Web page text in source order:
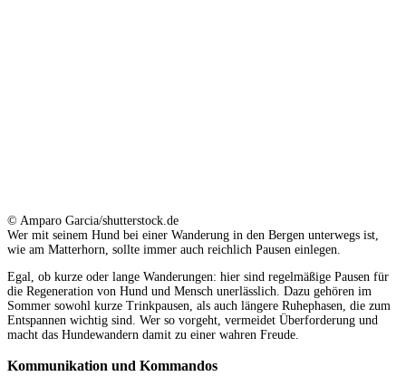
© Amparo Garcia/shutterstock.de
Wer mit seinem Hund bei einer Wanderung in den Bergen unterwegs ist,
wie am Matterhorn, sollte immer auch reichlich Pausen einlegen.
Egal, ob kurze oder lange Wanderungen: hier sind regelmäßige Pausen für
die Regeneration von Hund und Mensch unerlässlich. Dazu gehören im
Sommer sowohl kurze Trinkpausen, als auch längere Ruhephasen, die zum
Entspannen wichtig sind. Wer so vorgeht, vermeidet Überforderung und
macht das Hundewandern damit zu einer wahren Freude.
Kommunikation und Kommandos